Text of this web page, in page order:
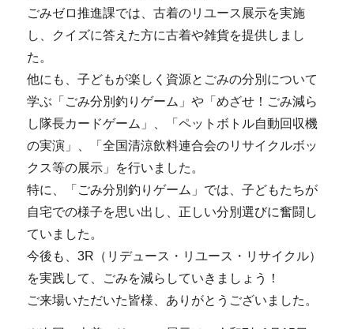
ごみゼロ推進課では、古着のリユース展示を実施
し、クイズに答えた方に古着や雑貨を提供しまし
た。
他にも、子どもが楽しく資源とごみの分別について
学ぶ「ごみ分別釣りゲーム」や「めざせ！ごみ減ら
し隊長カードゲーム」、「ペットボトル自動回収機
の実演」、「全国清涼飲料連合会のリサイクルボッ
クス等の展示」を行いました。
特に、「ごみ分別釣りゲーム」では、子どもたちが
自宅での様子を思い出し、正しい分別選びに奮闘し
ていました。
今後も、3R（リデュース・リユース・リサイクル）
を実践して、ごみを減らしていきましょう！
ご来場いただいた皆様、ありがとうございました。